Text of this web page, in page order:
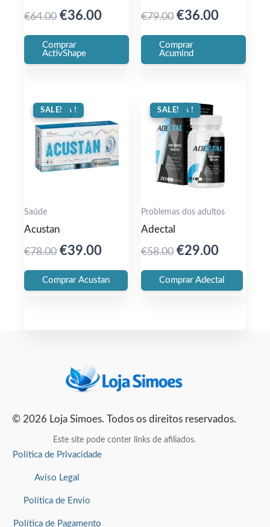
€64.00 Original
price
was:
€64.00.
€36.00Current
price
€36.00.
Comprar
ActivShape
€79.00 Original
price
was:
€79.00.
€36.00Current
price
€36.00.
Comprar
Acumind
OFERTA !
SALE!
Saúde
Acustan
€78.00 Original
price
was:
€39.00Current
price
is:
Comprar Acustan
OFERTA !
SALE!
Problemas dos adultos
Adectal
€58.00 Original
price
was:
€29.00Current
price
is:
Comprar Adectal
© 2026 Loja Simoes. Todos os direitos reservados.
Este site pode conter links de afiliados.
Política de Privacidade
Aviso Legal
Política de Envio
Política de Pagamento